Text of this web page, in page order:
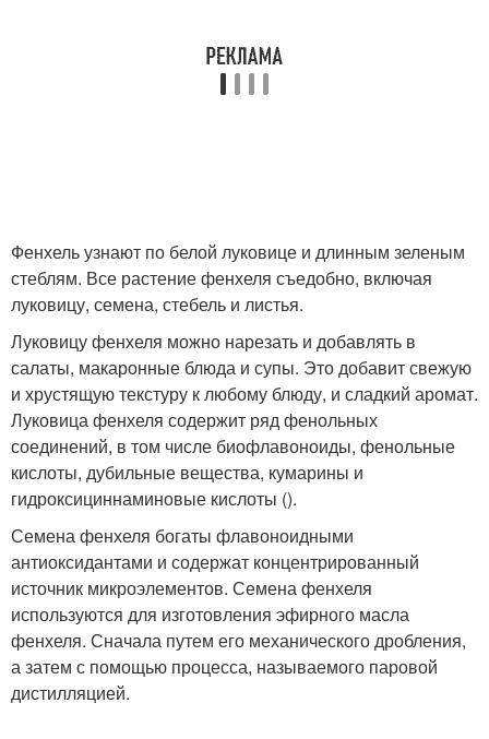
Фенхель узнают по белой луковице и длинным зеленым
стеблям. Все растение фенхеля съедобно, включая
луковицу, семена, стебель и листья.
Луковицу фенхеля можно нарезать и добавлять в
салаты, макаронные блюда и супы. Это добавит свежую
и хрустящую текстуру к любому блюду, и сладкий аромат.
Луковица фенхеля содержит ряд фенольных
соединений, в том числе биофлавоноиды, фенольные
кислоты, дубильные вещества, кумарины и
гидроксициннаминовые кислоты ().
Семена фенхеля богаты флавоноидными
антиоксидантами и содержат концентрированный
источник микроэлементов. Семена фенхеля
используются для изготовления эфирного масла
фенхеля. Сначала путем его механического дробления,
а затем с помощью процесса, называемого паровой
дистилляцией.